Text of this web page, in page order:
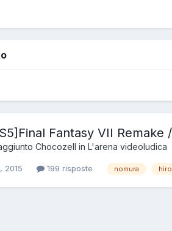
Fantasy VII
Chocozell in L'arena videoludica
2015 199 risposte nomura